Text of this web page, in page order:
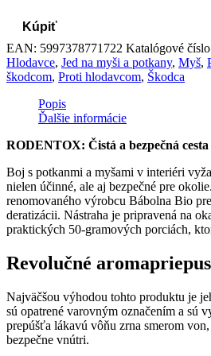
Kúpiť
EAN: 5997378771722 Katalógové
Hlodavce, Jed na myši a potkany, Myš,
škodcom, Proti hlodavcom, Škodca
Popis
Ďalšie informácie
RODENTOX: Čistá a bezpečná
Boj s potkanmi a myšami v interiéri
nielen účinné, ale aj bezpečné pre okolie.
renomovaného výrobcu Bábolna Bio
deratizácii. Nástraha je pripravená na
praktických 50-gramových porciách,
Revolučné
Najväčšou výhodou tohto produktu je
sú opatrené varovným označením a sú
prepúšťa lákavú vôňu zrna smerom
bezpečne vnútri.